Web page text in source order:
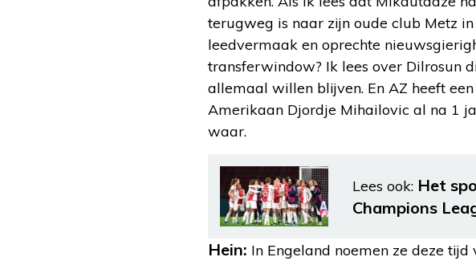
terugweg is naar zijn oude club Metz
leedvermaak en oprechte
transferwindow? Ik lees over Dilrosun
allemaal willen blijven. En AZ heeft
Amerikaan Djordje Mihailovic al na 1
waar.
Lees ook: Het
Champions
Hein: In Engeland noemen ze deze tijd